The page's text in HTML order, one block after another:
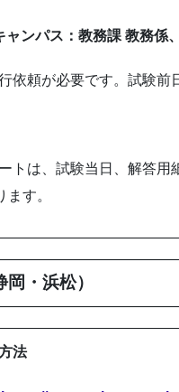
ャンパス：教務課 教務
依頼が必要です。試験前
トは、試験当日、解答
す。
・浜松）
法